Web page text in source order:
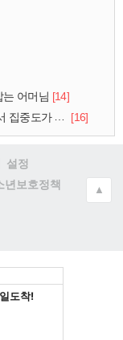
는 어머님 [14]
아파트의 안내방송 [16]
설정
년보호정책
▲